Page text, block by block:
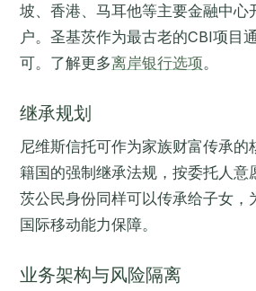
坡、香港、马耳他等主要金融中心
户。圣基茨作为最古老的CBI项目
可。了解更多离岸银行选项。
继承规划
尼维斯信托可作为家族财富传承的
籍国的强制继承法规，按委托人意
茨公民身份同样可以传承给子女，
国际移动能力保障。
业务架构与风险隔离